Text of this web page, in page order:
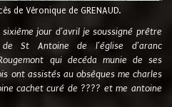
de Véronique de GRENAUD.
jour d'avril je soussigné prêtre
St Antoine de l'église d'aranc
qui decéda munie de ses
ont assistés au obsèques me charles
cachet curé de ???? et me antoine